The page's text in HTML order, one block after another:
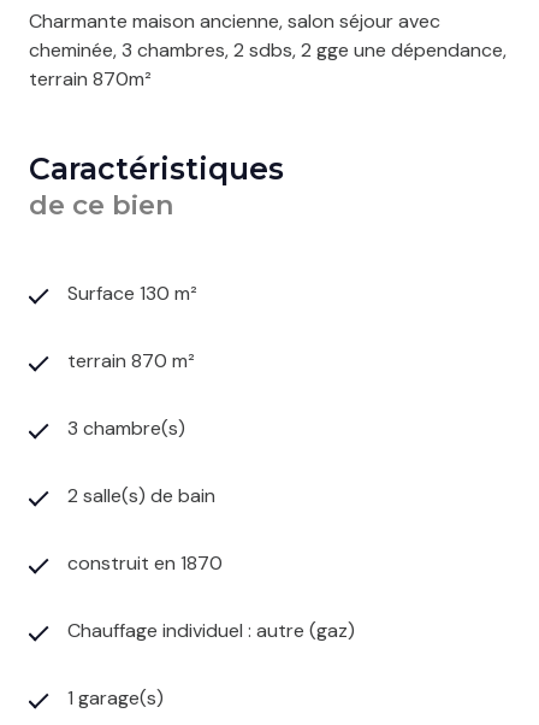
Charmante maison ancienne, salon séjour avec
cheminée, 3 chambres, 2 sdbs, 2 gge une dépendance,
terrain 870m²
Caractéristiques
de ce bien
Surface 130 m²
terrain 870 m²
3 chambre(s)
2 salle(s) de bain
construit en 1870
Chauffage individuel : autre (gaz)
1 garage(s)